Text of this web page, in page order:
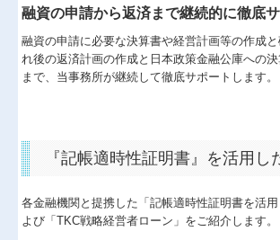
経営革新等支援機関とは
経営者の四季
国の共済制度活用コーナー
中小企業倒産防止共済制度
融資の申請から返済まで継続的に徹底
融資の申請に必要な決算書や経営計画等の作成
れ後の返済計画の作成と日本政策金融公庫への
まで、当事務所が継続して徹底サポートします。
『記帳適時性証明書』を活用し
各金融機関と提携した「記帳適時性証明書を活
よび「TKC戦略経営者ローン」をご紹介します。